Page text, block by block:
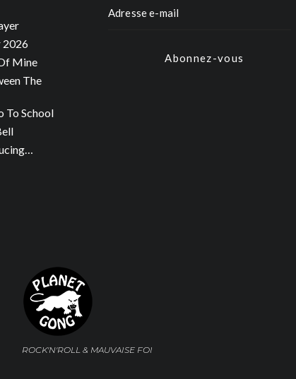
2026
Mine
The
To School
Abonnez-vous
ROCK'N'ROLL & MAUVAISE FOI